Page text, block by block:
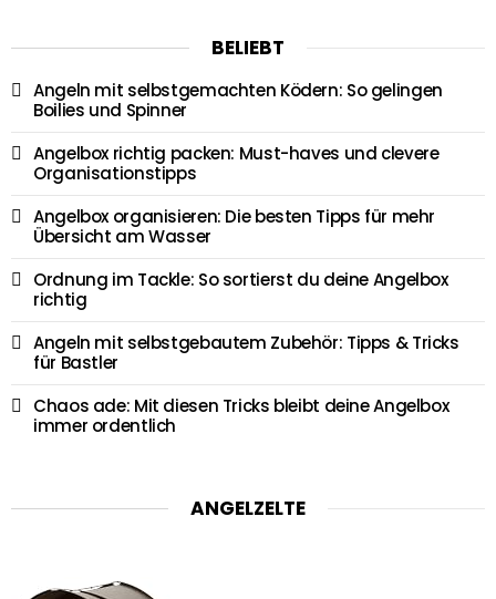
BELIEBT
Angeln mit selbstgemachten Ködern: So gelingen
Boilies und Spinner
Angelbox richtig packen: Must-haves und clevere
Organisationstipps
Angelbox organisieren: Die besten Tipps für mehr
Übersicht am Wasser
Ordnung im Tackle: So sortierst du deine Angelbox
richtig
Angeln mit selbstgebautem Zubehör: Tipps & Tricks
für Bastler
Chaos ade: Mit diesen Tricks bleibt deine Angelbox
immer ordentlich
ANGELZELTE